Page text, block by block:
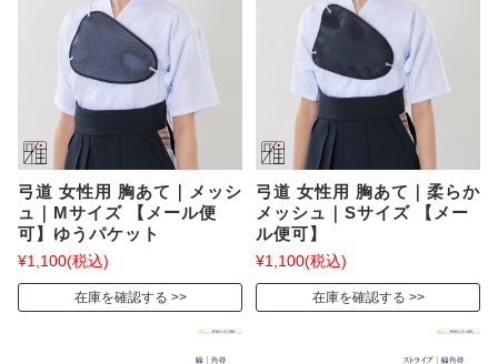
弓道 女性用 胸あて｜メッシ
ュ｜Mサイズ 【メール便
可】ゆうパケット
¥1,100(税込)
在庫を確認する
弓道 女性用 胸あて｜柔らか
メッシュ｜Sサイズ 【メー
ル便可】
¥1,100(税込)
在庫を確認する